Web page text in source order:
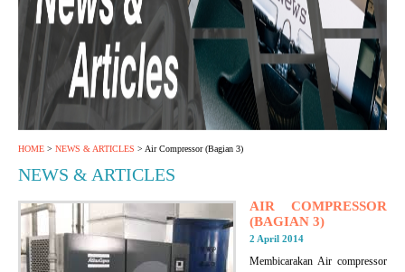
HOME > NEWS & ARTICLES > Air Compressor (Bagian 3)
NEWS & ARTICLES
AIR COMPRESSOR
(BAGIAN 3)
2 April 2014
Membicarakan Air compressor